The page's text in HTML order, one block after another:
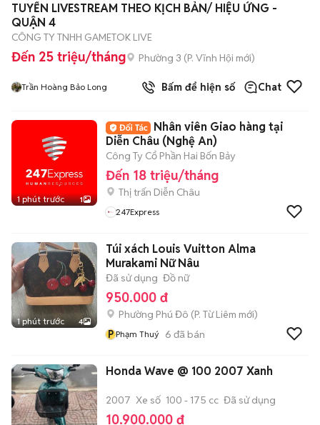
TUYỂN LIVESTREAM THEO KỊCH BẢN/ HIỆU ỨNG -
QUẬN 4
CÔNG TY TNHH GAMETOK LIVE
Đến 25 triệu/tháng Phường 3 (P. Vĩnh Hội mới)
Trần Hoàng Bảo Long Bấm để hiện số Chat
1 phút trước 1
Nhân viên Giao hàng tại
Diễn Châu (Nghệ An)
Công Ty Cổ Phần Hai Bốn Bảy
Đến 18 triệu/tháng
Thị trấn Diễn Châu
247Express
1 phút trước 4
Túi xách Louis Vuitton Alma
Murakami Nữ Nâu
Đã sử dụng Đồ nữ
950.000 đ
Phường Phú Đô (P. Từ Liêm mới)
P Phạm Thuý 6 đã bán
Honda Wave @ 100 2007 Xanh
2007 Xe số 100 - 175 cc Đã sử dụng
10.900.000 đ